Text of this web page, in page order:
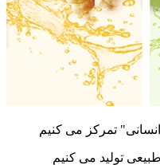
تمرکز می کنیم
تولید می کنیم